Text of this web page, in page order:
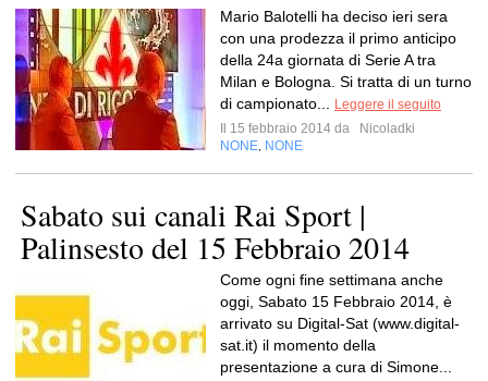
Mario Balotelli ha deciso ieri sera
con una prodezza il primo anticipo
della 24a giornata di Serie A tra
Milan e Bologna. Si tratta di un turno
di campionato...
Leggere il seguito
Il 15 febbraio 2014 da
Nicoladki
NONE NONE
Sabato sui canali Rai Sport |
Palinsesto del 15 Febbraio 2014
Come ogni fine settimana anche
oggi, Sabato 15 Febbraio 2014, è
arrivato su Digital-Sat (www.digital-
sat.it) il momento della
presentazione a cura di Simone...